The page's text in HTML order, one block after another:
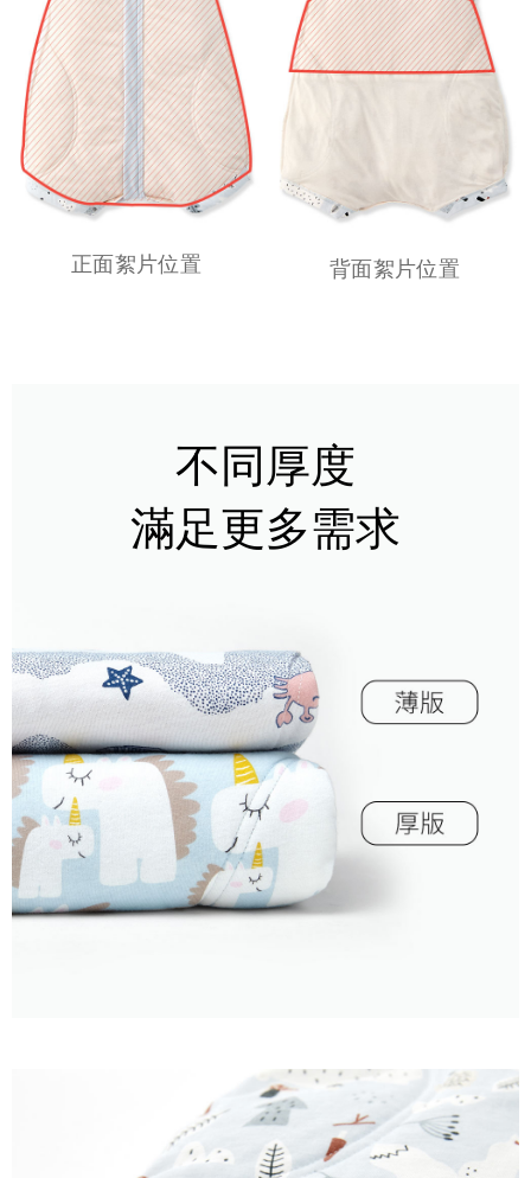
正面絮片位置 背面絮片位置
不同厚度
滿足更多需求